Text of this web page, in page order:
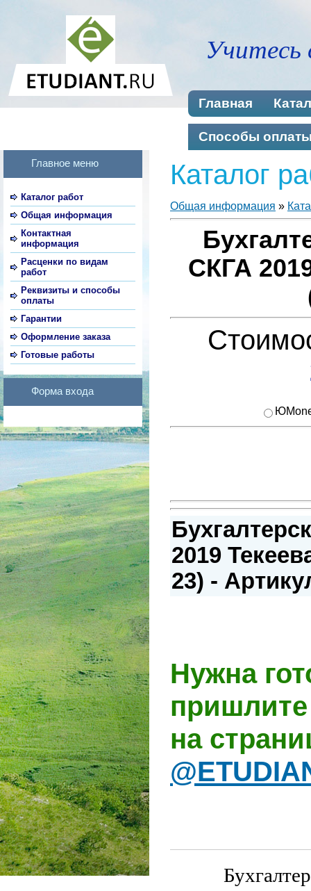
Учитесь
Главная
Способы
Главное меню
Каталог работ
Общая информация
Контактная
информация
Расценки по видам
работ
Реквизиты и способы
оплаты
Гарантии
Оформление заказа
Готовые работы
Форма входа
Каталог
Общая информация »
СКГА
2019
23) -
Нужна
на